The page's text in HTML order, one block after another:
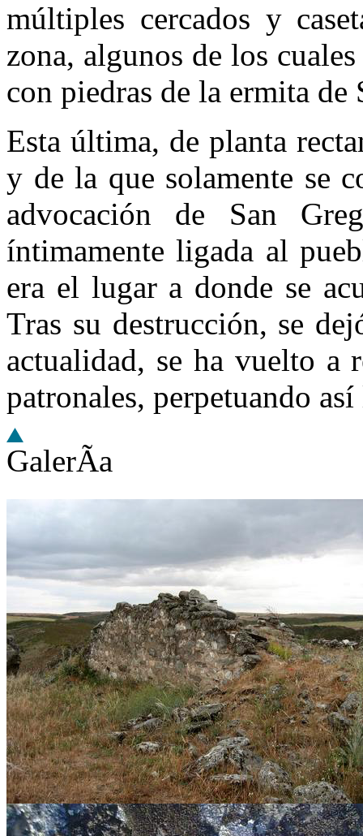
múltiples cercados y
zona, algunos de los
con piedras de la ermita de
Esta última, de planta
y de la que solamente se
advocación de San
íntimamente ligada al
era el lugar a donde se
Tras su destrucción, se
actualidad, se ha vuelto a
patronales, perpetuando
GalerÃ­a